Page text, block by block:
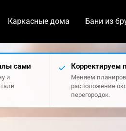
Каркасные дома Бани из
сами
и
Корректируем
Меняем
расположение
перегородок.